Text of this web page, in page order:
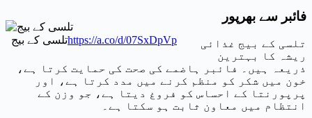
تلسی کے بیجhttps://a.co/d/07SxDpVp
فائبر سے بھرپور
تلسی کے بیج غذائی
ریشہ کا بہترین
ذریعہ ہیں۔ فائبر ہاضمے کی صحت کی حمایت کرتا ہے،
خون میں شکر کو منظم کرنے میں مدد کرتا ہے، اور
پرپورنتا کے احساس کو فروغ دیتا ہے، جو وزن کے
انتظام میں معاون ثابت ہو سکتا ہے۔